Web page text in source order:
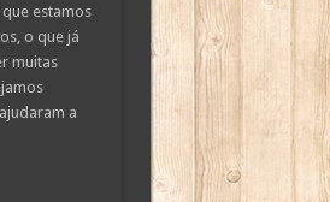
estamos
o que já
muitas
a